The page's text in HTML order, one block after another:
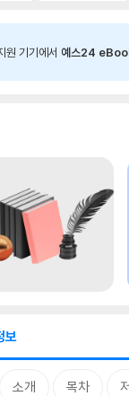
원 기기에서 예스24
보
소개 목차